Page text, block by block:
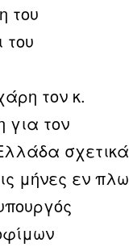
του
του
τον κ.
για τον
σχετικά
μήνες εν πλω